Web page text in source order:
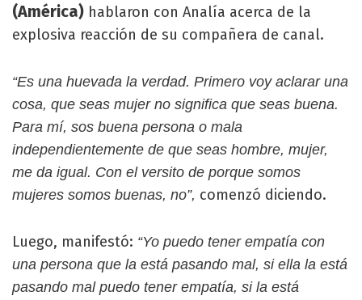
(América) hablaron con Analía acerca de la
explosiva reacción de su compañera de canal.
“Es una huevada la verdad. Primero voy aclarar una
cosa, que seas mujer no significa que seas buena.
Para mí, sos buena persona o mala
independientemente de que seas hombre, mujer,
me da igual. Con el versito de porque somos
mujeres somos buenas, no”, comenzó diciendo.
Luego, manifestó: “Yo puedo tener empatía con
una persona que la está pasando mal, si ella la está
pasando mal puedo tener empatía, si la está